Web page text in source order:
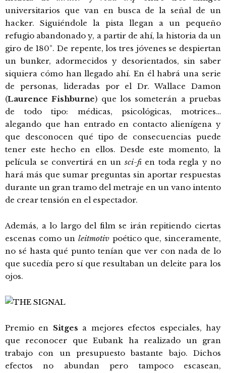
universitarios que van en busca de la señal de un
hacker. Siguiéndole la pista llegan a un pequeño
refugio abandonado y, a partir de ahí, la historia da un
giro de 180º. De repente, los tres jóvenes se despiertan
un bunker, adormecidos y desorientados, sin saber
siquiera cómo han llegado ahí. En él habrá una serie
de personas, lideradas por el Dr. Wallace Damon
(Laurence Fishburne) que los someterán a pruebas
de todo tipo: médicas, psicológicas, motrices…
alegando que han entrado en contacto alienígena y
que desconocen qué tipo de consecuencias puede
tener este hecho en ellos. Desde este momento, la
película se convertirá en unsci-fien toda regla y no
hará más que sumar preguntas sin aportar respuestas
durante un gran tramo del metraje en un vano intento
de crear tensión en el espectador.
Además, a lo largo del film se irán repitiendo ciertas
escenas como un leitmotiv poético que, sinceramente,
no sé hasta qué punto tenían que ver con nada de lo
que sucedía pero sí que resultaban un deleite para los
ojos.
Premio en Sitges a mejores efectos especiales, hay
que reconocer que Eubank ha realizado un gran
trabajo con un presupuesto bastante bajo. Dichos
efectos no abundan pero tampoco escasean,